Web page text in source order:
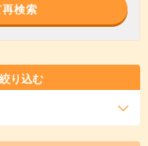
検索
り込む